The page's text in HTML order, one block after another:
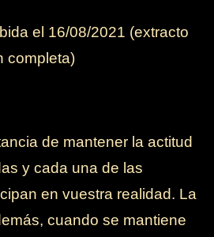
el 16/08/2021 (extracto
completa)
de mantener la actitud
y cada una de las
en vuestra realidad. La
cuando se mantiene